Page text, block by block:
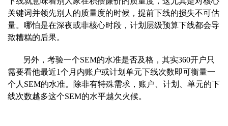
关键词并领先别人的质量度的时候，提前下线的损失不可估
量。哪怕是在深夜或非核心时段，计划层级预算下线都会导
致糟糕的后果。
另外， 考验一个SEM的水准是否及格，其实360开户只
需要看他最近1个月内账户或计划单元下线次数即可衡量一
个人SEM的水准。除非有特殊需求，账户、计划、单元的下
线次数越多这个SEM的水平越欠火候。